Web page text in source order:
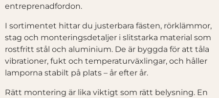
entreprenadfordon.
I sortimentet hittar du justerbara fästen, rörklämmor,
stag och monteringsdetaljer i slitstarka material som
rostfritt stål och aluminium. De är byggda för att tåla
vibrationer, fukt och temperaturväxlingar, och håller
lamporna stabilt på plats – år efter år.
Rätt montering är lika viktigt som rätt belysning. En